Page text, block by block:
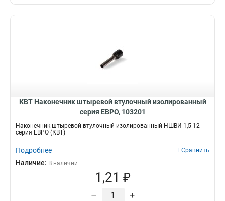
КВТ Наконечник штыревой втулочный изолированный
серия ЕВРО, 103201
Наконечник штыревой втулочный изолированный НШВИ 1,5-12
серия ЕВРО (КВТ)
Подробнее Сравнить
Наличие: В наличии
1,21 ₽
– +